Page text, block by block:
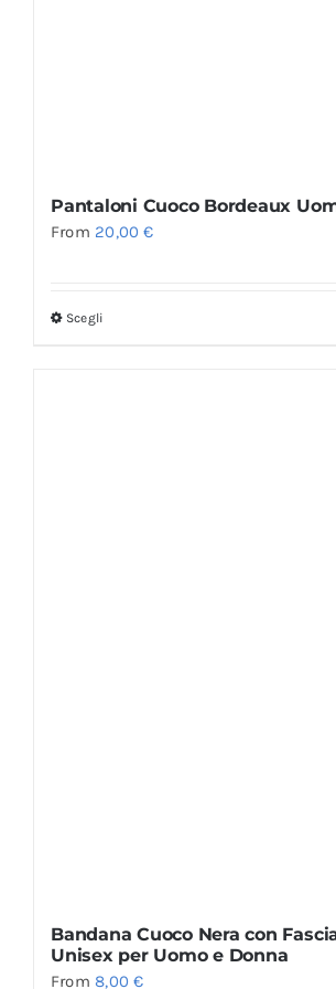
Pantaloni Cuoco Bordeaux
From 20,00€
Scegli
Bandana Cuoco Nera con
Unisex per Uomo e Donna
From8,00€